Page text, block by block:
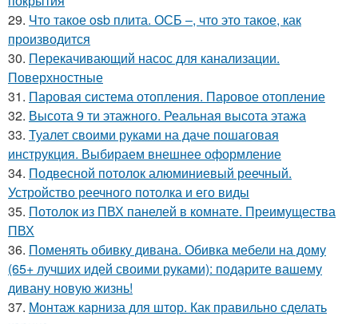
29. Что такое osb плита. ОСБ –, что это такое, как
производится
30. Перекачивающий насос для канализации.
Поверхностные
31. Паровая система отопления. Паровое отопление
32. Высота 9 ти этажного. Реальная высота этажа
33. Туалет своими руками на даче пошаговая
инструкция. Выбираем внешнее оформление
34. Подвесной потолок алюминиевый реечный.
Устройство реечного потолка и его виды
35. Потолок из ПВХ панелей в комнате. Преимущества
ПВХ
36. Поменять обивку дивана. Обивка мебели на дому
(65+ лучших идей своими руками): подарите вашему
дивану новую жизнь!
37. Монтаж карниза для штор. Как правильно сделать